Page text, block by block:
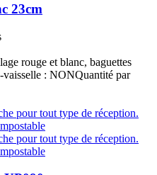
23cm
rouge et blanc, baguettes
: NONQuantité par